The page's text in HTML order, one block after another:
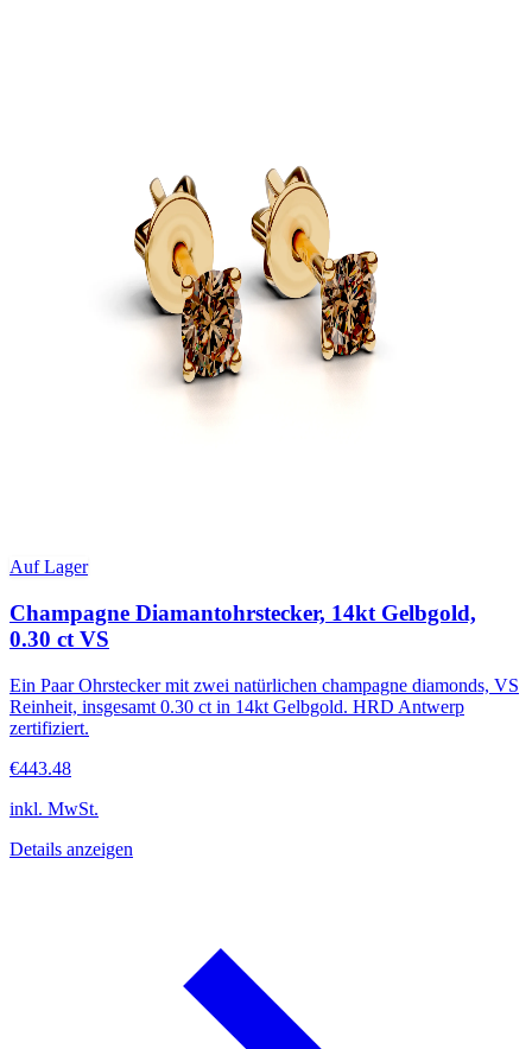
Auf Lager
Champagne Diamantohrstecker, 14kt Gelbgold,
0.30 ct VS
Ein Paar Ohrstecker mit zwei natürlichen champagne diamonds, VS
Reinheit, insgesamt 0.30 ct in 14kt Gelbgold. HRD Antwerp
zertifiziert.
€443.48
inkl. MwSt.
Details anzeigen